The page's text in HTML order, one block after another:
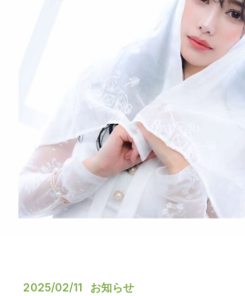
2025/02/11 お知らせ